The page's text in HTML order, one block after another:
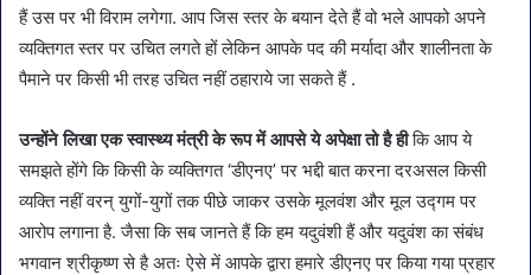
हैं उस पर भी विराम लगेगा. आप जिस स्तर के बयान देते हैं वो भले आपको अपने
व्यक्तिगत स्तर पर उचित लगते हों लेकिन आपके पद की मर्यादा और शालीनता के
पैमाने पर किसी भी तरह उचित नहीं ठहाराये जा सकते हैं .
उन्होंने लिखा एक स्वास्थ्य मंत्री के रूप में आपसे ये अपेक्षा तो है हीकि आप ये
समझते होंगे कि किसी के व्यक्तिगत ‘डीएनए’ पर भद्दी बात करना दरअसल किसी
व्यक्ति नहीं वरन् युगों-युगों तक पीछे जाकर उसके मूलवंश और मूल उद्गम पर
आरोप लगाना है. जैसा कि सब जानते हैं कि हम यदुवंशी हैं और यदुवंश का संबंध
भगवान श्रीकृष्ण से है अतः ऐसे में आपके द्वारा हमारे डीएनए पर किया गया प्रहार